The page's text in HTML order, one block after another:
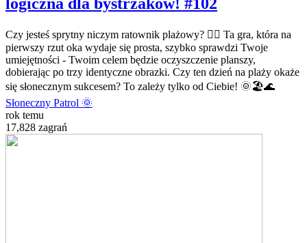
Czy jesteś sprytny niczym ratownik plażowy? 🏄‍♂️ Ta gra, która na
pierwszy rzut oka wydaje się prosta, szybko sprawdzi Twoje
umiejętności - Twoim celem będzie oczyszczenie planszy,
dobierając po trzy identyczne obrazki. Czy ten dzień na plaży okaże
się słonecznym sukcesem? To zależy tylko od Ciebie! 🌞🏖️🌊
Słoneczny Patrol 🌞
rok temu
17,828 zagrań